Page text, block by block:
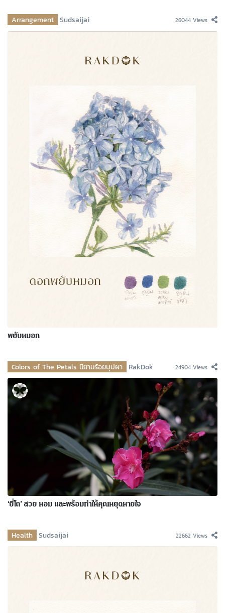
Arrangement Sudsaijai 26044 Views
พยับหมอก
Colors of The Petals นิยามร้อยบุปผา RakDok 24904 Views
‘ยี่โถ’ สวย หอม และพร้อมทำให้คุณหยุดหายใจ
Health Sudsaijai 22662 Views